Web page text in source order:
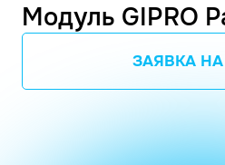
Модуль GIPRO
ЗАЯВКА